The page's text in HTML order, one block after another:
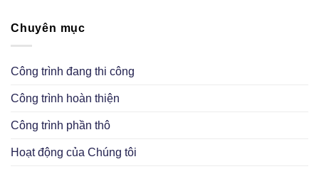
Chuyên mục
Công trình đang thi công
Công trình hoàn thiện
Công trình phần thô
Hoạt động của Chúng tôi